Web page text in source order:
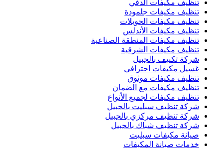
تنظيف مكيفات الدفي
تنظيف مكيفات جلمودة
تنظيف مكيفات الحويلات
تنظيف مكيفات الأندلس
تنظيف مكيفات المنطقة الصناعية
تنظيف مكيفات الشرقية
شركة تكييف بالجبيل
غسيل مكيفات احترافي
تنظيف مكيفات موثوق
تنظيف مكيفات مع الضمان
تنظيف مكيفات لجميع الأنواع
شركة تنظيف سبليت بالجبيل
شركة تنظيف مركزي بالجبيل
شركة تنظيف شباك بالجبيل
صيانة مكيفات سبليت
خدمات صيانة المكيفات